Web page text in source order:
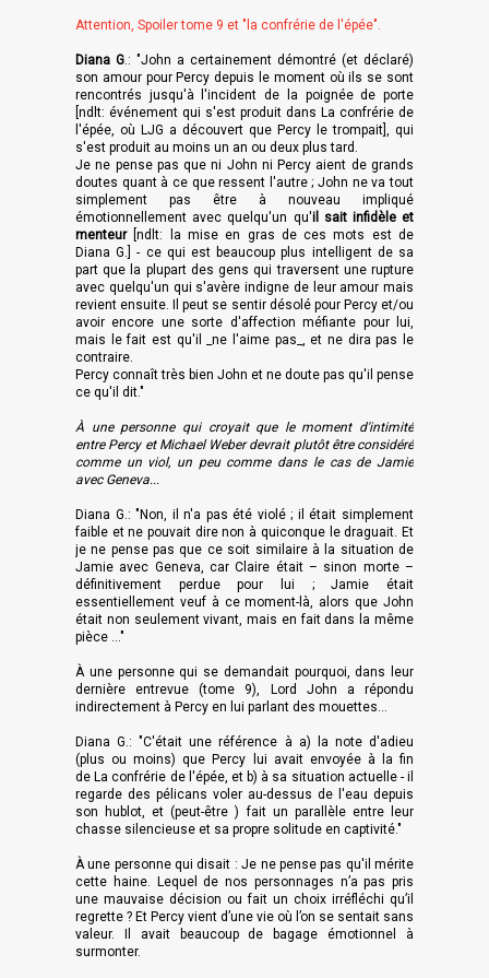
Attention, Spoiler tome 9 et "la confrérie de l'épée".
Diana G.: "John a certainement démontré (et déclaré)
son amour pour Percy depuis le moment où ils se sont
rencontrés jusqu'à l'incident de la poignée de porte
[ndlt: événement qui s'est produit dans La confrérie de
l'épée, où LJG a découvert que Percy le trompait], qui
s'est produit au moins un an ou deux plus tard.
Je ne pense pas que ni John ni Percy aient de grands
doutes quant à ce que ressent l'autre ; John ne va tout
simplement pas être à nouveau impliqué
émotionnellement avec quelqu'un qu'il sait infidèle et
menteur[ndlt: la mise en gras de ces mots est de
Diana G.] - ce qui est beaucoup plus intelligent de sa
part que la plupart des gens qui traversent une rupture
avec quelqu'un qui s'avère indigne de leur amour mais
revient ensuite. Il peut se sentir désolé pour Percy et/ou
avoir encore une sorte d'affection méfiante pour lui,
mais le fait est qu'il _ne l'aime pas_, et ne dira pas le
contraire.
Percy connaît très bien John et ne doute pas qu'il pense
ce qu'il dit."
À une personne qui croyait que le moment d'intimité
entre Percy et Michael Weber devrait plutôt être considéré
comme un viol, un peu comme dans le cas de Jamie
avec Geneva...
Diana G.: "Non, il n'a pas été violé ; il était simplement
faible et ne pouvait dire non à quiconque le draguait. Et
je ne pense pas que ce soit similaire à la situation de
Jamie avec Geneva, car Claire était – sinon morte –
définitivement perdue pour lui ; Jamie était
essentiellement veuf à ce moment-là, alors que John
était non seulement vivant, mais en fait dans la même
pièce ..."
À une personne qui se demandait pourquoi, dans leur
dernière entrevue (tome 9), Lord John a répondu
indirectement à Percy en lui parlant des mouettes...
Diana G.: "C'était une référence à a) la note d'adieu
(plus ou moins) que Percy lui avait envoyée à la fin
de La confrérie de l'épée, et b) à sa situation actuelle - il
regarde des pélicans voler au-dessus de l'eau depuis
son hublot, et (peut-être) fait un parallèle entre leur
chasse silencieuse et sa propre solitude en captivité."
À une personne qui disait : Je ne pense pas qu'il mérite
cette haine. Lequel de nos personnages n’a pas pris
une mauvaise décision ou fait un choix irréfléchi qu’il
regrette ? Et Percy vient d’une vie où l’on se sentait sans
valeur. Il avait beaucoup de bagage émotionnel à
surmonter.